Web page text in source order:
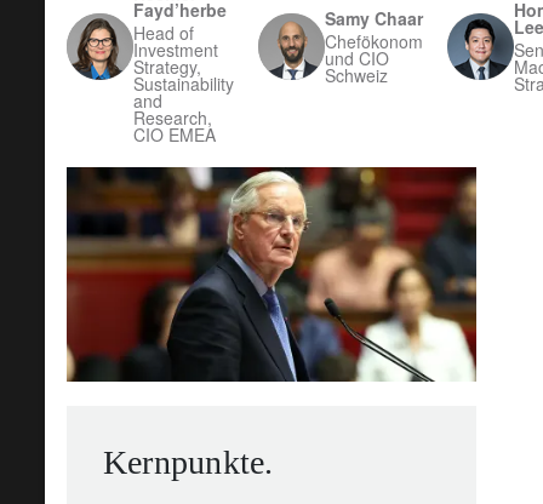
Fayd’herbe
Head of
Investment
Strategy,
Sustainability
and
Research,
CIO EMEA
Samy Chaar
Chefökonom
und CIO
Schweiz
Lee
Kernpunkte.